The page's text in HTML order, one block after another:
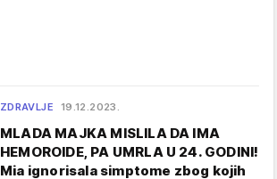
ZDRAVLJE 19.12.2023.
MLADA MAJKA MISLILA DA IMA
HEMOROIDE, PA UMRLA U 24. GODINI!
Mia ignorisala simptome zbog kojih